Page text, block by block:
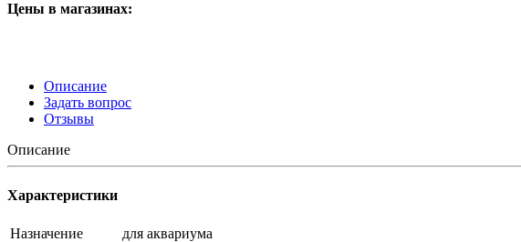
Цены в магазинах:
Описание
Задать вопрос
Отзывы
Описание
Характеристики
Назначение
для аквариума